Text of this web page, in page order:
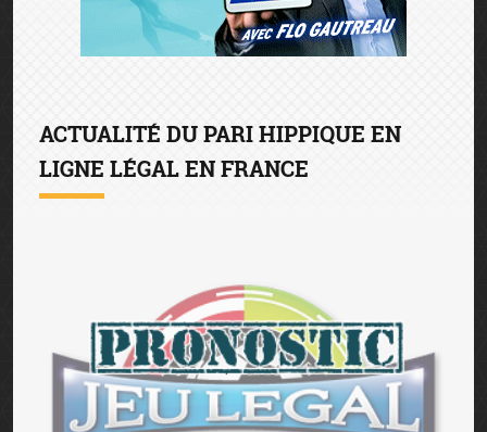
ACTUALITÉ DU PARI HIPPIQUE EN
LIGNE LÉGAL EN FRANCE